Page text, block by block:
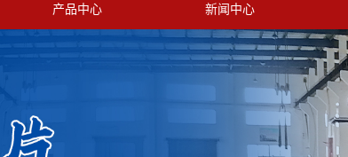
产品中心 新闻中心